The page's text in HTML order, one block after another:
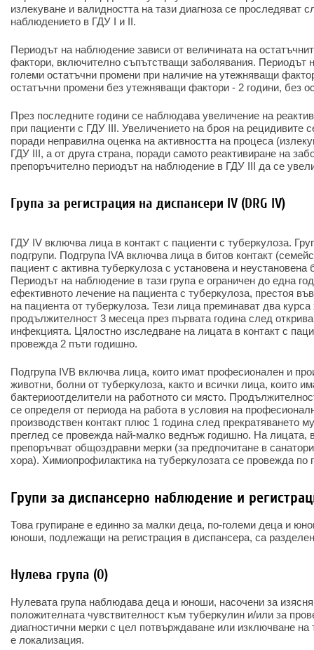
излекуване и валидността на тази диагноза се проследяват
наблюдението в ГДУ I и II.
Периодът на наблюдение зависи от величината на
фактори, включително съпътстващи заболявания. Периодът
големи остатъчни промени при наличие на утежняващи
остатъчни промени без утежняващи фактори - 2 години, без
През последните години се наблюдава увеличение на
при пациенти с ГДУ III. Увеличението на броя на рецидивите
поради неправилна оценка на активността на процеса
ГДУ III, а от друга страна, поради самото реактивиране на
препоръчително периодът на наблюдение в ГДУ III да се
Група за регистрация на диспансери IV (DRG IV)
ГДУ IV включва лица в контакт с пациенти с туберкулоза.
подгрупи. Подгрупа IVA включва лица в битов контакт
пациент с активна туберкулоза с установена и неустановена
Периодът на наблюдение в тази група е ограничен до една
ефективното лечение на пациента с туберкулоза, престоя
на пациента от туберкулоза. Тези лица преминават два
продължителност 3 месеца през първата година след
инфекцията. Цялостно изследване на лицата в контакт с
провежда 2 пъти годишно.
Подгрупа IVB включва лица, които имат професионален и
животни, болни от туберкулоза, както и всички лица, които
бактериоотделители на работното си място.
се определя от периода на работа в условия на
производствен контакт плюс 1 година след прекратяването
преглед се провежда най-малко веднъж годишно. На лицата,
препоръчват общоздравни мерки (за предпочитане в
хора). Химиопрофилактика на туберкулозата се провежда по
Групи за диспансерно наблюдение и
Това групиране е единно за малки деца, по-големи деца и
юноши, подлежащи на регистрация в диспансера, са
Нулева група (0)
Нулевата група наблюдава деца и юноши, насочени за
положителната чувствителност към туберкулин и/или за
диагностични мерки с цел потвърждаване или изключване на
е локализация.